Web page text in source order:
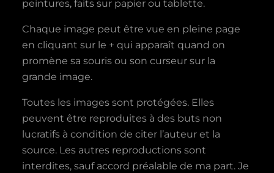
peintures, faits sur papier ou tablette.
Chaque image peut être vue en pleine page
en cliquant sur le + qui apparaît quand on
promène sa souris ou son curseur sur la
grande image.
Toutes les images sont protégées. Elles
peuvent être reproduites à des buts non
lucratifs à condition de citer l’auteur et la
source. Les autres reproductions sont
interdites, sauf accord préalable de ma part. Je